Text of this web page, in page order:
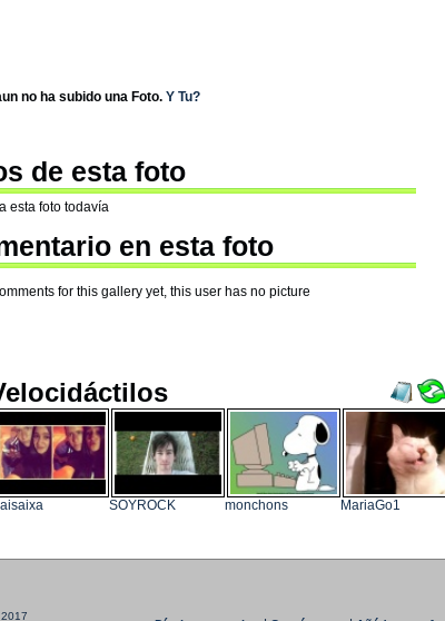
no ha subido una Foto. Y Tu?
de esta foto
esta foto todavía
en esta foto
for this gallery yet, this user has no picture
SOYROCK monchons MariaGo1